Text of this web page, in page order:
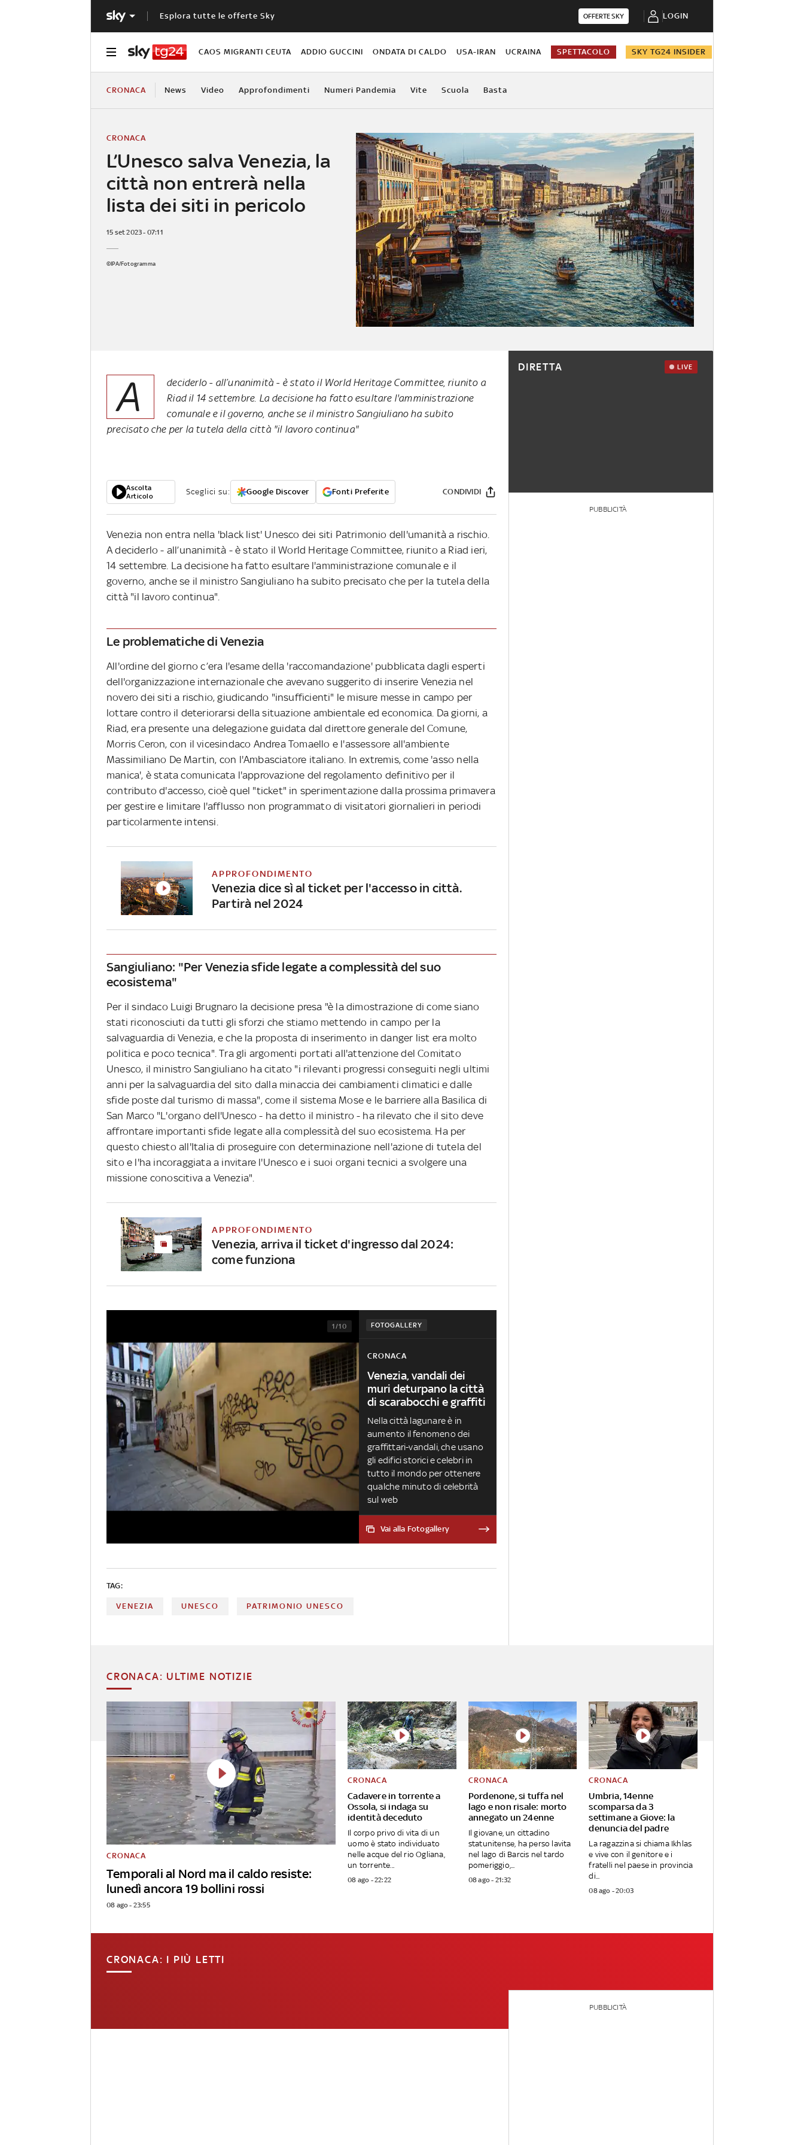
Esplora tutte le offerte Sky OFFERTE SKY LOGIN
CAOS MIGRANTI CEUTA ADDIO GUCCINI ONDATA DI CALDO USA-IRAN UCRAINA SPETTACOLO SKY TG24 INSIDER
CRONACA News Video Approfondimenti Numeri Pandemia Vite Scuola Basta
L’Unesco salva Venezia, la
città non entrerà nella
lista dei siti in pericolo
CRONACA
15 set 2023 - 07:11
©IPA/Fotogramma
A
deciderlo - all’unanimità - è stato il World Heritage Committee, riunito a
Riad il 14 settembre. La decisione ha fatto esultare l'amministrazione
comunale e il governo, anche se il ministro Sangiuliano ha subito
precisato che per la tutela della città "il lavoro continua"
Ascolta
Articolo
Sceglici su: Google Discover Fonti Preferite CONDIVIDI
Venezia non entra nella 'black list' Unesco dei siti Patrimonio dell'umanità a rischio.
A deciderlo - all’unanimità - è stato il World Heritage Committee, riunito a Riad ieri,
14 settembre. La decisione ha fatto esultare l'amministrazione comunale e il
governo, anche se il ministro Sangiuliano ha subito precisato che per la tutela della
città "il lavoro continua".
Le problematiche di Venezia
All'ordine del giorno c’era l'esame della 'raccomandazione' pubblicata dagli esperti
dell'organizzazione internazionale che avevano suggerito di inserire Venezia nel
novero dei siti a rischio, giudicando "insufficienti" le misure messe in campo per
lottare contro il deteriorarsi della situazione ambientale ed economica. Da giorni, a
Riad, era presente una delegazione guidata dal direttore generale del Comune,
Morris Ceron, con il vicesindaco Andrea Tomaello e l'assessore all'ambiente
Massimiliano De Martin, con l'Ambasciatore italiano. In extremis, come 'asso nella
manica', è stata comunicata l'approvazione del regolamento definitivo per il
contributo d'accesso, cioè quel "ticket" in sperimentazione dalla prossima primavera
per gestire e limitare l'afflusso non programmato di visitatori giornalieri in periodi
particolarmente intensi.
APPROFONDIMENTO
Venezia dice sì al ticket per l'accesso in città.
Partirà nel 2024
Sangiuliano: "Per Venezia sfide legate a complessità del suo
ecosistema"
Per il sindaco Luigi Brugnaro la decisione presa "è la dimostrazione di come siano
stati riconosciuti da tutti gli sforzi che stiamo mettendo in campo per la
salvaguardia di Venezia, e che la proposta di inserimento in danger list era molto
politica e poco tecnica". Tra gli argomenti portati all'attenzione del Comitato
Unesco, il ministro Sangiuliano ha citato "i rilevanti progressi conseguiti negli ultimi
anni per la salvaguardia del sito dalla minaccia dei cambiamenti climatici e dalle
sfide poste dal turismo di massa", come il sistema Mose e le barriere alla Basilica di
San Marco "L'organo dell'Unesco - ha detto il ministro - ha rilevato che il sito deve
affrontare importanti sfide legate alla complessità del suo ecosistema. Ha per
questo chiesto all'Italia di proseguire con determinazione nell'azione di tutela del
sito e l'ha incoraggiata a invitare l'Unesco e i suoi organi tecnici a svolgere una
missione conoscitiva a Venezia".
APPROFONDIMENTO
Venezia, arriva il ticket d'ingresso dal 2024:
come funziona
FOTOGALLERY
1/10
CRONACA
Venezia, vandali dei
muri deturpano la città
di scarabocchi e graffiti
Nella città lagunare è in
aumento il fenomeno dei
graffittari-vandali, che usano
gli edifici storici e celebri in
tutto il mondo per ottenere
qualche minuto di celebrità
sul web
Vai alla Fotogallery
TAG:
VENEZIA UNESCO PATRIMONIO UNESCO
DIRETTA LIVE
PUBBLICITÀ
CRONACA: ULTIME NOTIZIE
Temporali al Nord ma il caldo resiste:
lunedì ancora 19 bollini rossi
CRONACA
08 ago - 23:55
Cadavere in torrente a
Ossola, si indaga su
identità deceduto
CRONACA
Il corpo privo di vita di un
uomo è stato individuato
nelle acque del rio Ogliana,
un torrente...
08 ago - 22:22
Pordenone, si tuffa nel
lago e non risale: morto
annegato un 24enne
CRONACA
Il giovane, un cittadino
statunitense, ha perso lavita
nel lago di Barcis nel tardo
pomeriggio,...
08 ago - 21:32
Umbria, 14enne
scomparsa da 3
settimane a Giove: la
denuncia del padre
CRONACA
La ragazzina si chiama Ikhlas
e vive con il genitore e i
fratelli nel paese in provincia
di...
08 ago - 20:03
CRONACA: I PIÙ LETTI
PUBBLICITÀ